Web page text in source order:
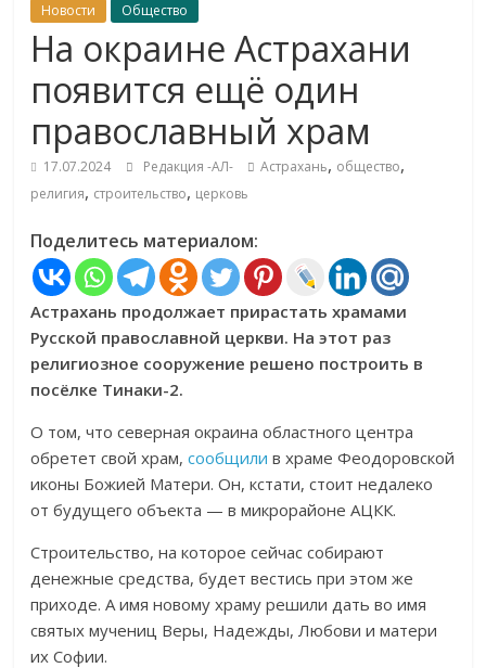
Новости Общество
На окраине Астрахани
появится ещё один
православный храм
17.07.2024 Редакция -АЛ- Астрахань, общество,
религия, строительство, церковь
Поделитесь материалом:
Астрахань продолжает прирастать храмами
Русской православной церкви. На этот раз
религиозное сооружение решено построить в
посёлке Тинаки-2.
О том, что северная окраина областного центра
обретет свой храм,сообщили в храме Феодоровской
иконы Божией Матери. Он, кстати, стоит недалеко
от будущего объекта — в микрорайоне АЦКК.
Строительство, на которое сейчас собирают
денежные средства, будет вестись при этом же
приходе. А имя новому храму решили дать во имя
святых мучениц Веры, Надежды, Любови и матери
их Софии.